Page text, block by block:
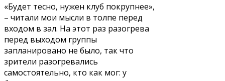
«Будет тесно, нужен клуб покрупнее»,
– читали мои мысли в толпе перед
входом в зал. На этот раз разогрева
перед выходом группы
запланировано не было, так что
зрители разогревались
самостоятельно, кто как мог: у